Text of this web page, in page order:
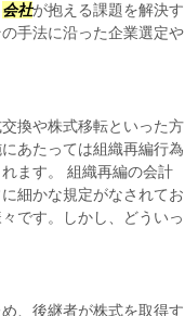
会社が抱える課題を解決す
手法に沿った企業選定や
換や株式移転といった方
あたっては組織再編行為
ます。 組織再編の会計
細かな規定がなされてお
です。しかし、どういっ
、後継者が株式を取得す